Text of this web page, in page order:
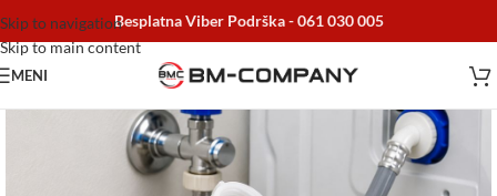
Skip to navigation
Skip to main content
Besplatna Viber Podrška -061 030 005
MENI